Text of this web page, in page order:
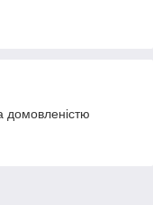
домовленістю